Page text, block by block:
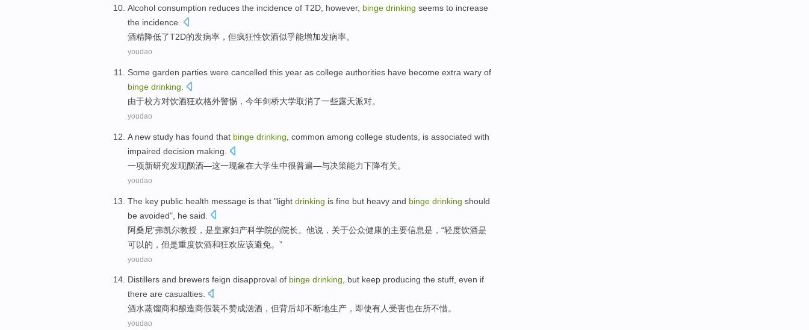
Alcohol consumption reduces the incidence of T2D, however, binge drinking seems to increase
the incidence
酒精降低了T2D的发病率 ， 但疯狂性饮酒似乎能增加发病率。
youdao
Some garden parties were cancelled this year as college authorities have become extra wary of
binge drinking
由于校方对饮酒狂欢格外警惕 ， 今年剑桥大学取消了一些露天派对。
youdao
A new study has found that binge drinking common among college students , is associated with
impaired decision making.
一项新研究发现酗酒—这一现象在大学生中很普遍—与决策能力下降有关。
youdao
The key public health message is that "light drinking is fine but heavy and binge drinking should
be avoided", he said
阿桑尼’弗凯尔教授， 是皇家妇产科学院的院长。 他说 ，关于公众健康的主要信息是，“轻度饮酒是
可以的， 但是重度饮酒和狂欢应该避免。”
youdao
Distillers and brewers feign disapproval of binge drinking, but keep producing the stuff, even if
there are casualties.
酒水蒸馏商和酿造商假装不赞成汹酒 ， 但背后却不断地生产 ， 即使有人受害也在所不惜。
youdao